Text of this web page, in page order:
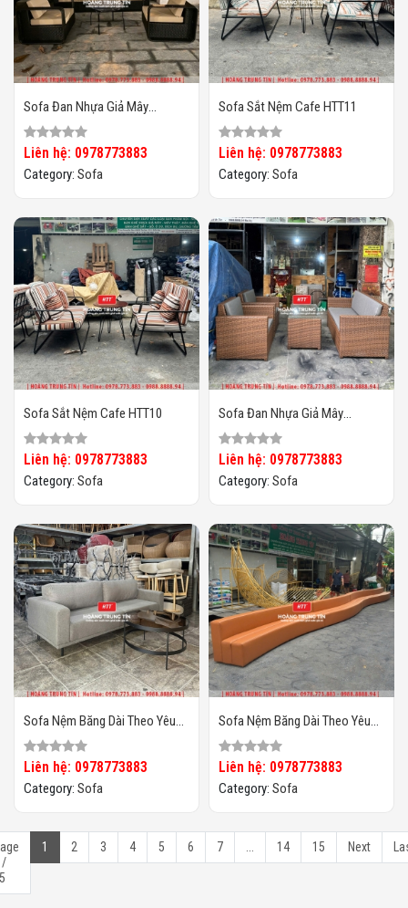
Sofa Đan Nhựa Giả Mây
HTT099
Liên hệ: 0978773883
Category: Sofa
Sofa Sắt Nệm Cafe HTT11
Liên hệ: 0978773883
Category: Sofa
Sofa Sắt Nệm Cafe HTT10
Liên hệ: 0978773883
Category: Sofa
Sofa Đan Nhựa Giả Mây
HTT097
Liên hệ: 0978773883
Category: Sofa
Sofa Nệm Băng Dài Theo Yêu
Cầu HTT02
Liên hệ: 0978773883
Category: Sofa
Sofa Nệm Băng Dài Theo Yêu
Cầu HTT01
Liên hệ: 0978773883
Category: Sofa
/
1 2 3 4 5 6 7 14 15 Next